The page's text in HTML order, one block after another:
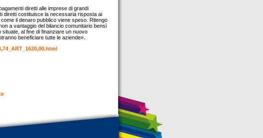
diretti alle imprese di grandi
diretti costituisce la necessaria risposta ai
il denaro pubblico viene speso. Ritengo
a vantaggio del bilancio comunitario bensì
al fine di finanziare un nuovo
beneficiare tutte le aziende».